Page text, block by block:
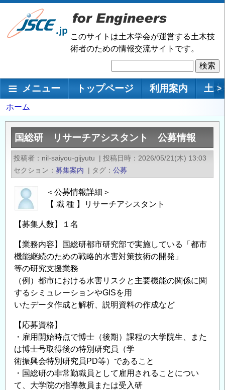
メ
ン
移
このサイトは土木学会が運営する土木技
術者のための情報交流サイトです。
索
メインナビゲーション
メニュー トップページ 利用案内 土 >
パ
ン
く
ず
ホーム
国総研 リサーチアシスタント 公募情報
投稿者 nil-saiyou-gijyutu | 投稿日時
2026/05/21(木) 13:03
セクション
募集案内 | タグ 公募
＜公募情報詳細＞
【 職 種 】リサーチアシスタント
【募集人数】１名
【業務内容】国総研都市研究部で実施している「都市
機能継続のための戦略的水害対策技術の開発」
等の研究支援業務
（例）都市における水害リスクと主要機能の関係に関
するシミュレーションやGISを用
いたデータ作成と解析、説明資料の作成など
【応募資格】
・雇用開始時点で博士（後期）課程の大学院生、また
は博士号取得後の特別研究員（学
術振興会特別研究員PD等）であること
・国総研の非常勤職員として雇用されることについ
て、大学院の指導教員または受入研